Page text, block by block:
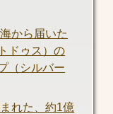
から届いた
ドゥス）の
（シルバー
れた、約1億